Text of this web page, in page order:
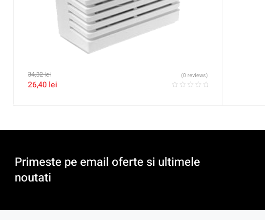
34,32lei
26,40 lei
(0 reviews)
Primeste pe email oferte si ultimele
noutati